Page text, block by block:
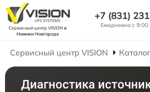
Сервисный центр VISION в
Нижнем Новгороде
+7 (831)
Ежедневно с 9:00
Сервисный центр VISION
Диагностика